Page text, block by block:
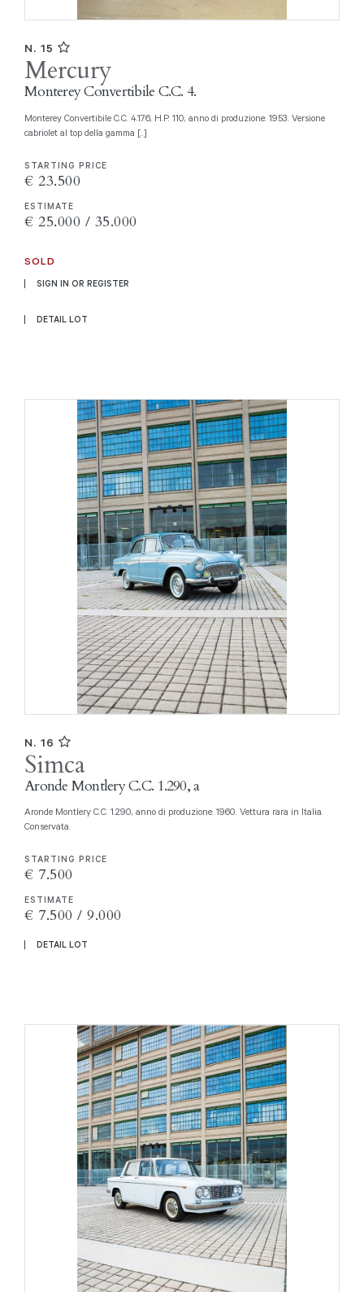
N. 15
Mercury
Monterey Convertibile C.C. 4.
Monterey Convertibile C.C. 4.176, H.P. 110, anno di produzione: 1953. Versione
cabriolet al top della gamma [..]
STARTING PRICE
€ 23.500
ESTIMATE
€ 25.000 / 35.000
SOLD
SIGN IN OR REGISTER
DETAIL LOT
N. 16
Simca
Aronde Montlery C.C. 1.290, a
Aronde Montlery C.C. 1.290, anno di produzione: 1960. Vettura rara in Italia.
Conservata.
STARTING PRICE
€ 7.500
ESTIMATE
€ 7.500 / 9.000
DETAIL LOT